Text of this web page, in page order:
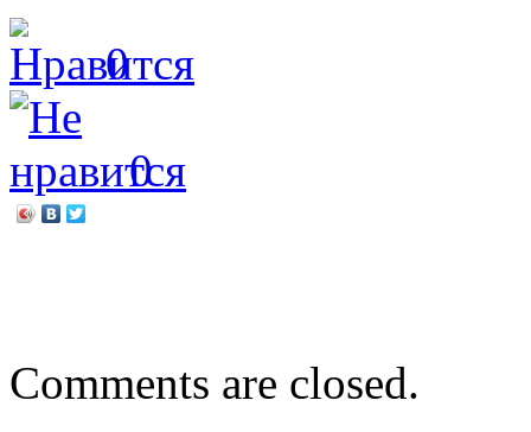
0
0
Comments are closed.